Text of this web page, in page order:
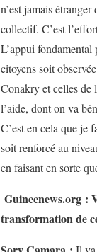
n’est jamais
collectif. C’est
L’appui fondamental
citoyens soit
Conakry et celles de
l’aide, dont on va
C’est en cela que je
soit renforcé au
en faisant en sorte
Guineenews.org :
transformation de